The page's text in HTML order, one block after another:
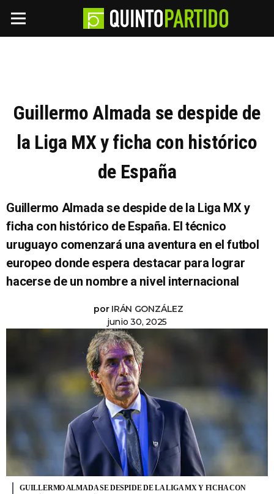
Guillermo Almada se despide de
la Liga MX y ficha con histórico
de España
Guillermo Almada se despide de la Liga MX y
ficha con histórico de España. El técnico
uruguayo comenzará una aventura en el futbol
europeo donde espera destacar para lograr
hacerse de un nombre a nivel internacional
por IRÁN GONZÁLEZ
junio 30, 2025
GUILLERMO ALMADA SE DESPIDE DE LA LIGA MX Y FICHA CON